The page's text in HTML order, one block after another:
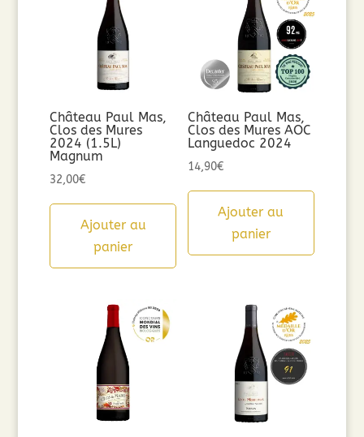
Château Paul Mas,
Clos des Mures
2024 (1.5L)
Magnum
32,00€
Ajouter au
panier
Château Paul Mas,
Clos des Mures AOC
Languedoc 2024
14,90€
Ajouter au
panier